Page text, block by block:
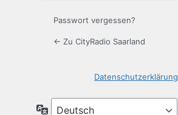
Passwort vergessen?
← Zu CityRadio Saarland
Datenschutzerklärung
Sprache